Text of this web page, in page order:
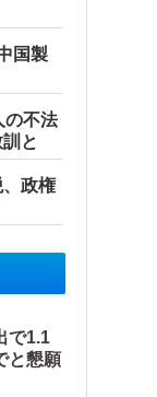
国製
の不法
と
政権
で1.1
と懇願